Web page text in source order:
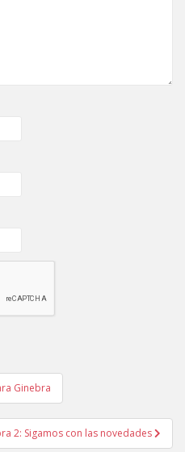
Ginebra
2: Sigamos con las novedades